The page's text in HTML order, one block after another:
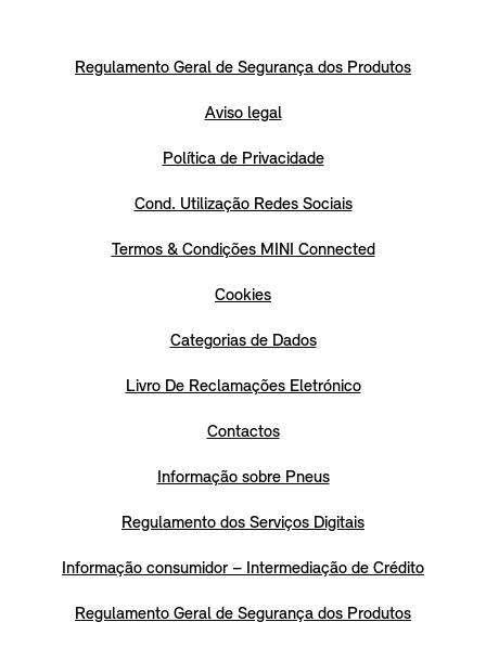
Regulamento Geral de Segurança dos Produtos
Aviso legal
Política de Privacidade
Cond. Utilização Redes Sociais
Termos & Condições MINI Connected
Cookies
Categorias de Dados
Livro De Reclamações Eletrónico
Contactos
Informação sobre Pneus
Regulamento dos Serviços Digitais
Informação consumidor – Intermediação de Crédito
Regulamento Geral de Segurança dos Produtos